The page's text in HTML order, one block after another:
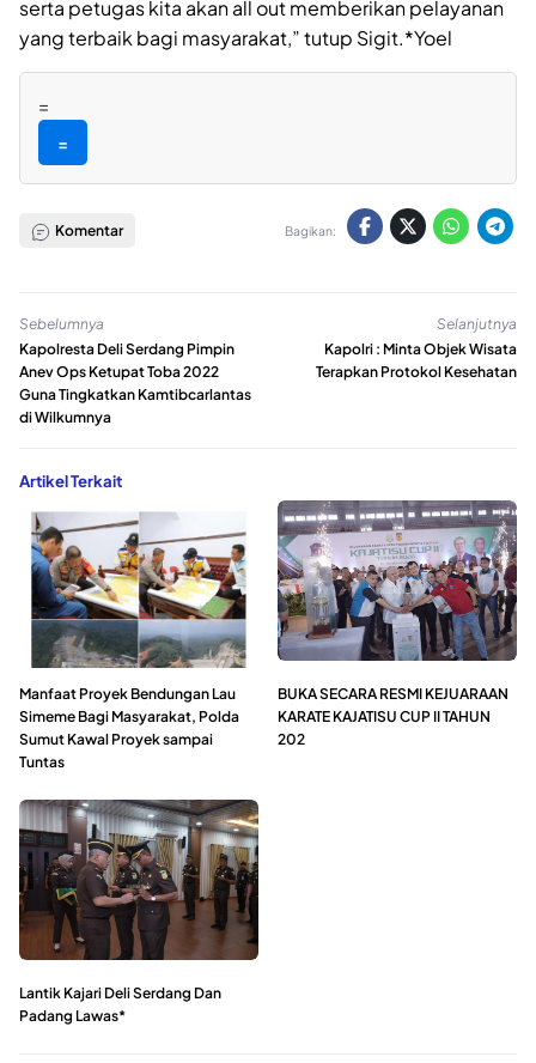
serta petugas kita akan all out memberikan pelayanan
yang terbaik bagi masyarakat,” tutup Sigit.*Yoel
=
=
Komentar Bagikan:
Sebelumnya
Kapolresta Deli Serdang Pimpin
Anev Ops Ketupat Toba 2022
Guna Tingkatkan Kamtibcarlantas
di Wilkumnya
Selanjutnya
Kapolri : Minta Objek Wisata
Terapkan Protokol Kesehatan
Artikel Terkait
Manfaat Proyek Bendungan Lau
Simeme Bagi Masyarakat, Polda
Sumut Kawal Proyek sampai
Tuntas
BUKA SECARA RESMI KEJUARAAN
KARATE KAJATISU CUP II TAHUN
202
Lantik Kajari Deli Serdang Dan
Padang Lawas*